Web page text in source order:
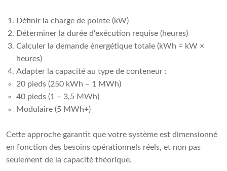
Définir la charge de pointe (kW)
Déterminer la durée d'exécution requise (heures)
Calculer la demande énergétique totale (kWh = kW ×
heures)
Adapter la capacité au type de conteneur :
20 pieds (250 kWh – 1 MWh)
40 pieds (1 – 3,5 MWh)
Modulaire (5 MWh+)
Cette approche garantit que votre système est dimensionné
en fonction des besoins opérationnels réels, et non pas
seulement de la capacité théorique.